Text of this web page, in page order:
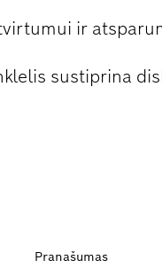
ir
sustiprina
Pranašumas